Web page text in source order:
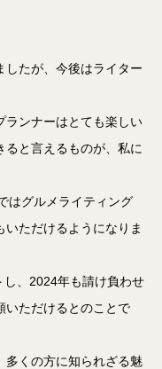
したが、今後はライター
ランナーはとても楽しい
と言えるものが、私に
はグルメライティング
ただけるようになりま
し、2024年も請け負わせ
いただけるとのことで
多くの方に知られざる魅